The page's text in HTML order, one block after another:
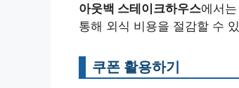
아웃백 스테이크하우스에서
통해 외식 비용을 절감할 수
쿠폰 활용하기